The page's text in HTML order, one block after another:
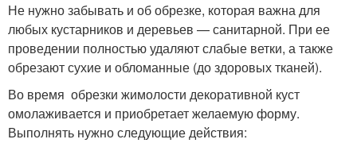
Не нужно забывать и об обрезке, которая важна для
любых кустарников и деревьев — санитарной. При ее
проведении полностью удаляют слабые ветки, а также
обрезают сухие и обломанные (до здоровых тканей).
Во время обрезки жимолости декоративной куст
омолаживается и приобретает желаемую форму.
Выполнять нужно следующие действия: